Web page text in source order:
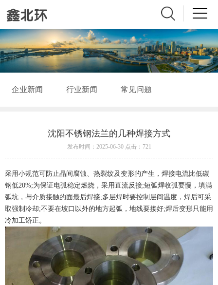
企业新闻 行业新闻 常见问题
沈阳不锈钢法兰的几种焊接方式
发布时间：2025-06-30 点击：721
采用小规范可防止晶间腐蚀、热裂纹及变形的产生，焊接电流比低碳
钢低20%;为保证电弧稳定燃烧，采用直流反接;短弧焊收弧要慢，填满
弧坑，与介质接触的面最后焊接;多层焊时要控制层间温度，焊后可采
取强制冷却;不要在坡口以外的地方起弧，地线要接好;焊后变形只能用
冷加工矫正。